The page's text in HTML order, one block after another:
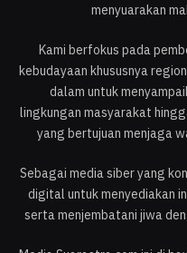
menyuarakan
Kami berfokus pada
kebudayaan khususnya
dalam untuk
lingkungan masyarakat
yang bertujuan menjaga
Sebagai media siber yang
digital untuk menyediakan
serta menjembatani jiwa